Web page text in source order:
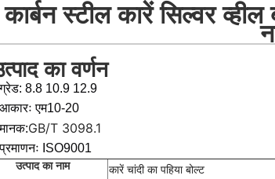
कार्बन स्टील कारें सिल्वर
का वर्णन
8.8 10.9 12.9
एम10-20
GB/T 3098.1
ISO9001
उत्पाद का नाम कारें चांदी का पहिया बोल्ट